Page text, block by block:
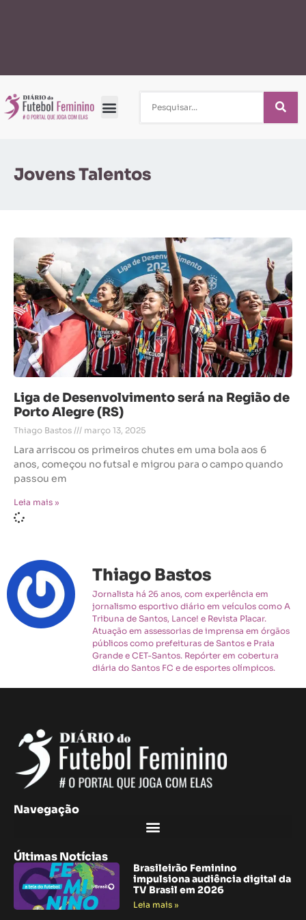
Jovens Talentos
Liga de Desenvolvimento será na Região de
Porto Alegre (RS)
Thiago Bastos março 13, 2025
Lara arriscou os primeiros chutes em uma bola aos 6
anos, começou no futsal e migrou para o campo quando
passou em
Leia mais »
Thiago Bastos
Jornalista há 26 anos, com experiência em
jornalismo esportivo diário em veículos como A
Tribuna de Santos, Lance! e Revista Placar.
Atuação em assessorias de imprensa em órgãos
públicos como prefeituras de Santos e Praia
Grande e CET-Santos. Repórter em cobertura
diária do Santos FC e de esportes olímpicos.
Navegação
Últimas Notícias
Brasileirão Feminino
impulsiona audiência digital da
TV Brasil em 2026
Leia mais »